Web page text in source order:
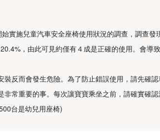
實施兒童汽車安全座椅使用狀況的調查，調查發
，由此可見約僅有４成是正確的使用。會導
反而會發生危險。為了防止錯誤使用，請先確
常重要的事。每次讓寶寶乘坐之前，請確實確認
台是幼兒用座椅)